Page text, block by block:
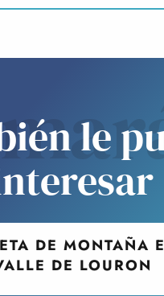
le
DE MONTAÑA
DE LOURON